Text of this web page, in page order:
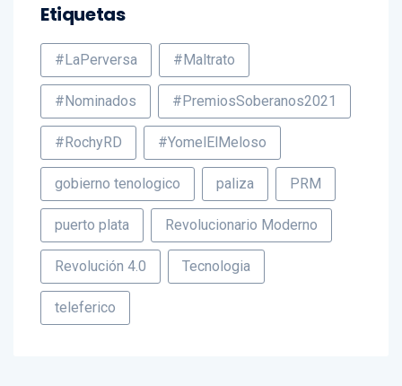
Etiquetas
#LaPerversa #Maltrato
#Nominados #PremiosSoberanos2021
#RochyRD #YomelElMeloso
gobierno tenologico paliza PRM
puerto plata Revolucionario Moderno
Revolución 4.0 Tecnologia
teleferico